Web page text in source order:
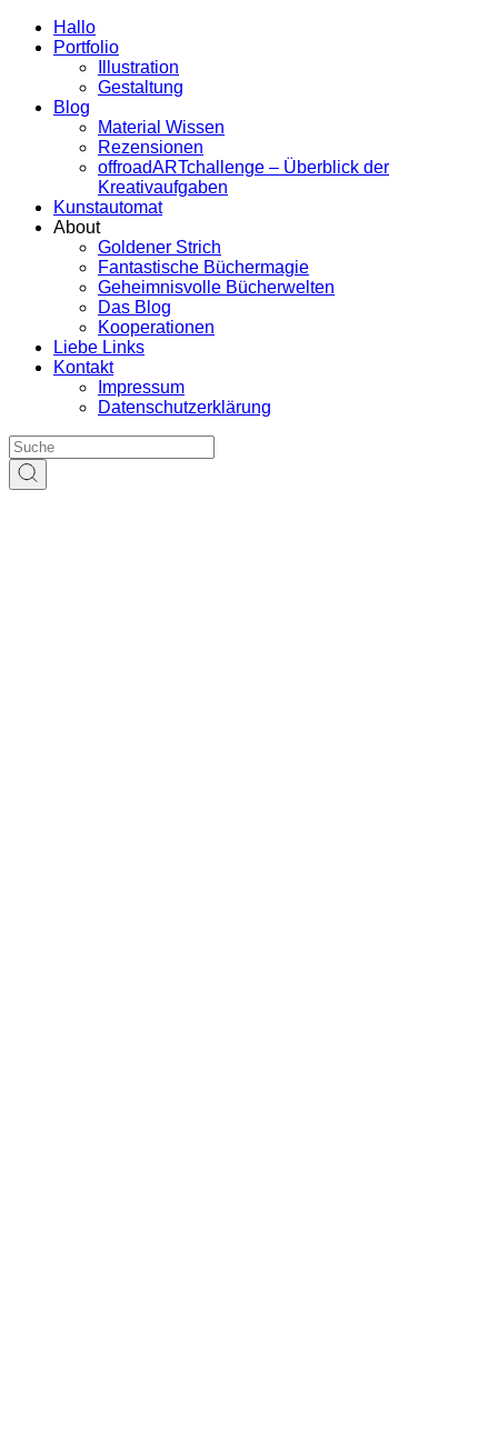
Hallo
Portfolio
Illustration
Gestaltung
Blog
Material Wissen
Rezensionen
offroadARTchallenge – Überblick der
Kreativaufgaben
Kunstautomat
About
Goldener Strich
Fantastische Büchermagie
Geheimnisvolle Bücherwelten
Das Blog
Kooperationen
Liebe Links
Kontakt
Impressum
Datenschutzerklärung